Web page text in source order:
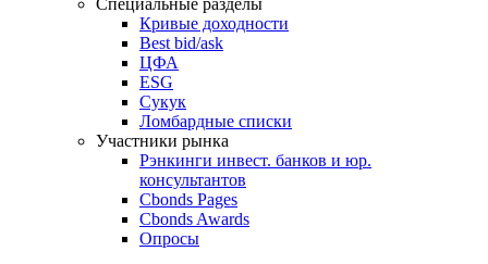
Кривые доходности
Best bid/ask
ЦФА
ESG
Сукук
Ломбардные списки
Участники рынка
Рэнкинги инвест. банков и юр.
консультантов
Cbonds Pages
Cbonds Awards
Опросы